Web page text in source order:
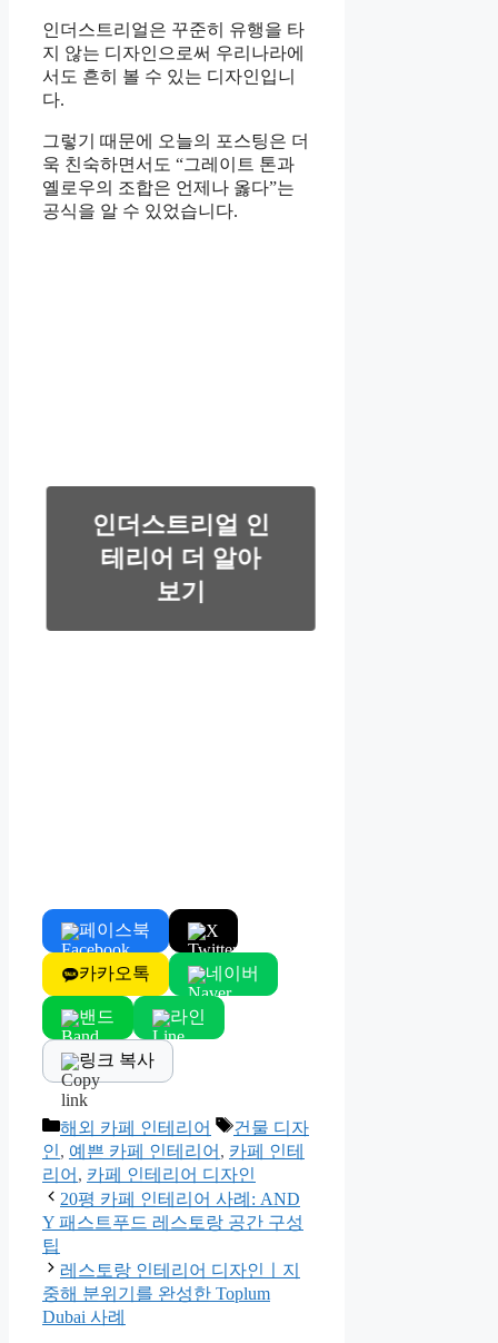
인더스트리얼은 꾸준히 유행을 타
지 않는 디자인으로써 우리나라에
서도 흔히 볼 수 있는 디자인입니
다.
그렇기 때문에 오늘의 포스팅은 더
욱 친숙하면서도 “그레이트 톤과
옐로우의 조합은 언제나 옳다”는
공식을 알 수 있었습니다.
인더스트리얼 인
테리어 더 알아
보기
페이스북 X
카카오톡 네이버
밴드 라인
링크 복사
Categories
해외 카페 인테리어 Tags
건물 디자
인, 예쁜 카페 인테리어 , 카페 인테
리어 , 카페 인테리어 디자인
20평 카페 인테리어 사례: AND
Y 패스트푸드 레스토랑 공간 구성
팁
레스토랑 인테리어 디자인ㅣ지
중해 분위기를 완성한 Toplum
Dubai 사례